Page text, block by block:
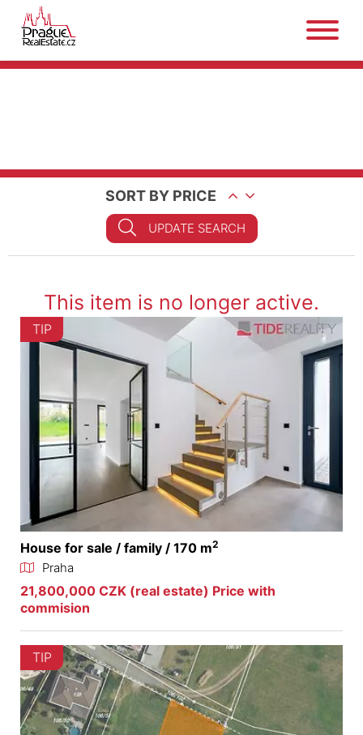
SORT BY PRICE
UPDATE SEARCH
This item is no longer active.
TIP
House for sale / family / 170 m2
Praha
21,800,000 CZK (real estate) Price with
commision
TIP